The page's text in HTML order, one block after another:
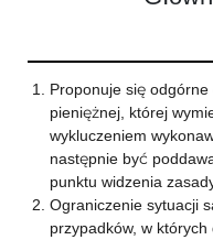
Proponuje się
pieniężnej, której
wykluczeniem
następnie być
punktu widzenia
Ograniczenie sytuacji
przypadków, w których